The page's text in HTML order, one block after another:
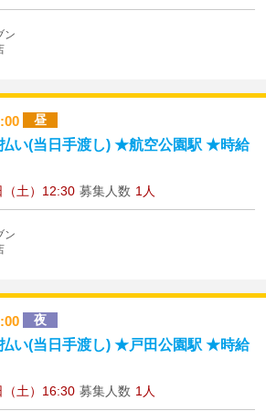
ン
昼
い(当日手渡し) ★航空公園駅 ★時給
（土）12:30 募集人数 1人
ン
夜
い(当日手渡し) ★戸田公園駅 ★時給
（土）16:30 募集人数 1人